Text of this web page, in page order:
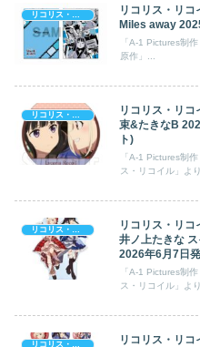
リコリス・リコイル
リコリス・リコ
Miles away
「A-1 Pictures制
原作」...
リコリス・リコイル
リコリス・リコ
束&たきなB
ト)
「A-1 Pictures制
ス・リコイル」よ
リコリス・リコ
井ノ上たきな
2026年6月7日
「A-1 Pictures制
ス・リコイル」よ
リコリス・リコ